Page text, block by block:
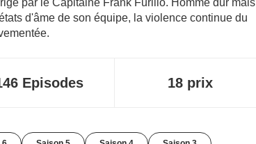
d'âme de son équipe, la violence continue du
Episodes 18 prix